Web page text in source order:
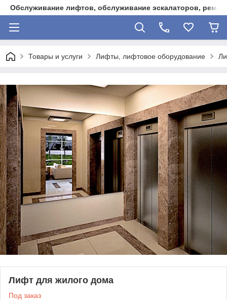
Обслуживание лифтов, обслуживание эскалаторов,
Товары и услуги Лифты, лифтовое оборудование
Лифт для жилого дома
Под заказ